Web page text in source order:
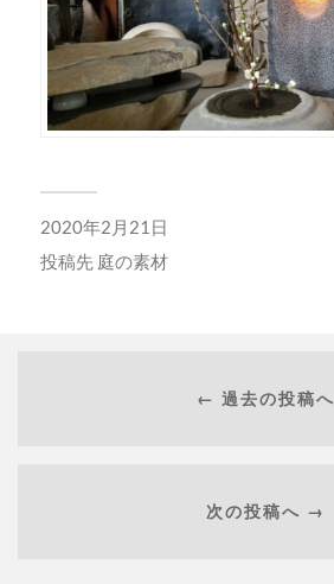
2020年2月21日
投稿先 庭の素材
← 過去の投稿へ
次の投稿へ →